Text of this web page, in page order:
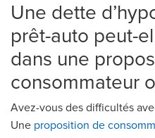
Une dette
prêt-auto peut-
dans une
consommateur
Avez-vous des difficultés
Une proposition de